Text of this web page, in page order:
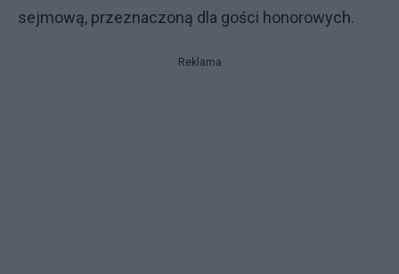
sejmową, przeznaczoną dla gości honorowych.
Reklama